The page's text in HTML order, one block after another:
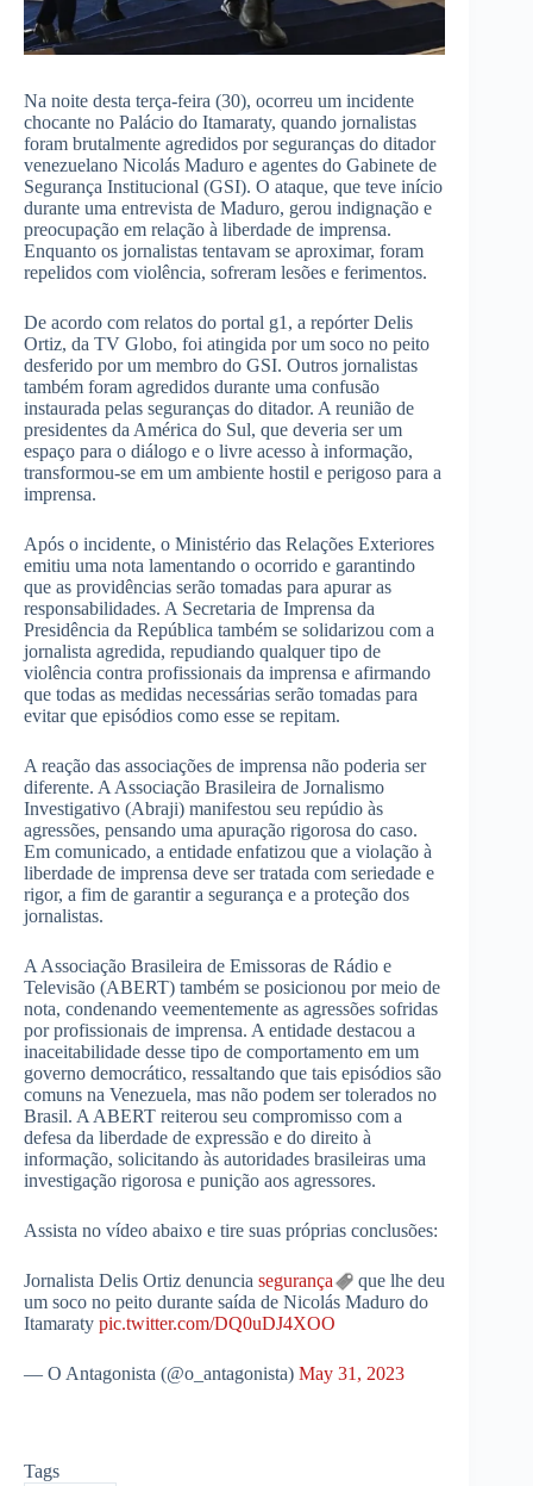
Na noite desta terça-feira (30), ocorreu um incidente
chocante no Palácio do Itamaraty, quando jornalistas
foram brutalmente agredidos por seguranças do ditador
venezuelano Nicolás Maduro e agentes do Gabinete de
Segurança Institucional (GSI). O ataque, que teve início
durante uma entrevista de Maduro, gerou indignação e
preocupação em relação à liberdade de imprensa.
Enquanto os jornalistas tentavam se aproximar, foram
repelidos com violência, sofreram lesões e ferimentos.
De acordo com relatos do portal g1, a repórter Delis
Ortiz, da TV Globo, foi atingida por um soco no peito
desferido por um membro do GSI. Outros jornalistas
também foram agredidos durante uma confusão
instaurada pelas seguranças do ditador. A reunião de
presidentes da América do Sul, que deveria ser um
espaço para o diálogo e o livre acesso à informação,
transformou-se em um ambiente hostil e perigoso para a
imprensa.
Após o incidente, o Ministério das Relações Exteriores
emitiu uma nota lamentando o ocorrido e garantindo
que as providências serão tomadas para apurar as
responsabilidades. A Secretaria de Imprensa da
Presidência da República também se solidarizou com a
jornalista agredida, repudiando qualquer tipo de
violência contra profissionais da imprensa e afirmando
que todas as medidas necessárias serão tomadas para
evitar que episódios como esse se repitam.
A reação das associações de imprensa não poderia ser
diferente. A Associação Brasileira de Jornalismo
Investigativo (Abraji) manifestou seu repúdio às
agressões, pensando uma apuração rigorosa do caso.
Em comunicado, a entidade enfatizou que a violação à
liberdade de imprensa deve ser tratada com seriedade e
rigor, a fim de garantir a segurança e a proteção dos
jornalistas.
A Associação Brasileira de Emissoras de Rádio e
Televisão (ABERT) também se posicionou por meio de
nota, condenando veementemente as agressões sofridas
por profissionais de imprensa. A entidade destacou a
inaceitabilidade desse tipo de comportamento em um
governo democrático, ressaltando que tais episódios são
comuns na Venezuela, mas não podem ser tolerados no
Brasil. A ABERT reiterou seu compromisso com a
defesa da liberdade de expressão e do direito à
informação, solicitando às autoridades brasileiras uma
investigação rigorosa e punição aos agressores.
Assista no vídeo abaixo e tire suas próprias conclusões:
Jornalista Delis Ortiz denuncia segurança
que lhe deu
um soco no peito durante saída de Nicolás Maduro do
Itamaraty pic.twitter.com/DQ0uDJ4XOO
— O Antagonista (@o_antagonista) May 31, 2023
Tags